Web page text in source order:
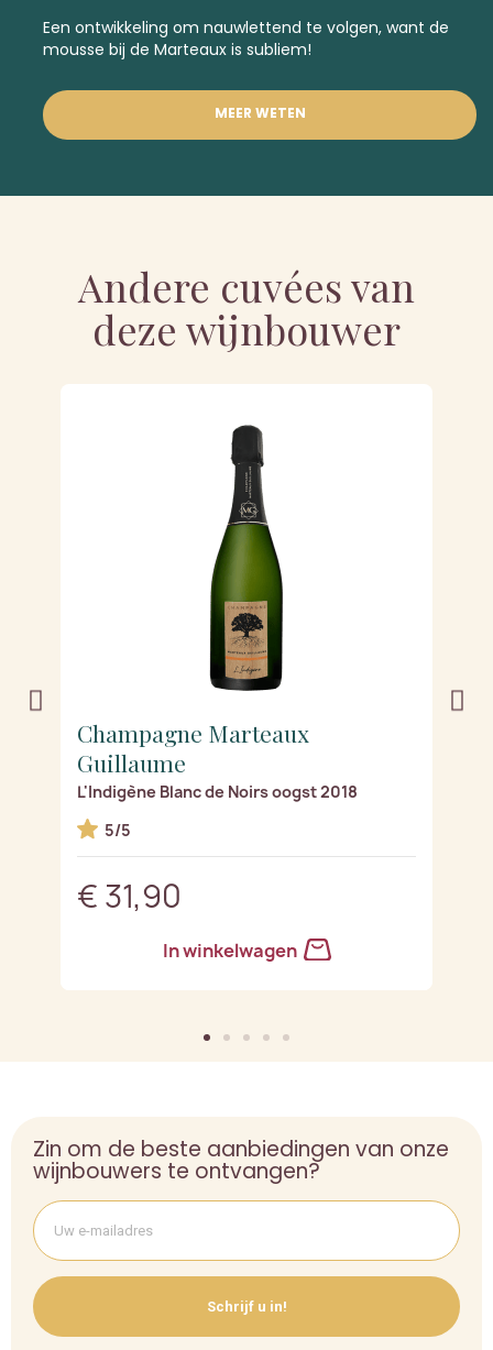
Een ontwikkeling om nauwlettend te volgen, want de
mousse bij de Marteaux is subliem!
MEER WETEN
Andere cuvées van
deze wijnbouwer
Champagne Marteaux
Guillaume
L'Indigène Blanc de Noirs oogst 2018
5/5
€ 31,90
In winkelwagen
Zin om de beste aanbiedingen van onze
wijnbouwers te ontvangen?
Schrijf u in!